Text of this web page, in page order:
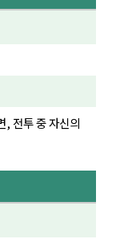
, 전투 중 자신의